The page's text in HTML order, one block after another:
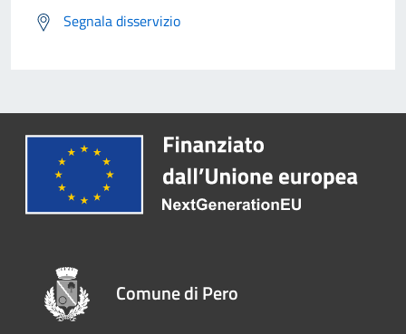
Segnala disservizio
Comune di Pero